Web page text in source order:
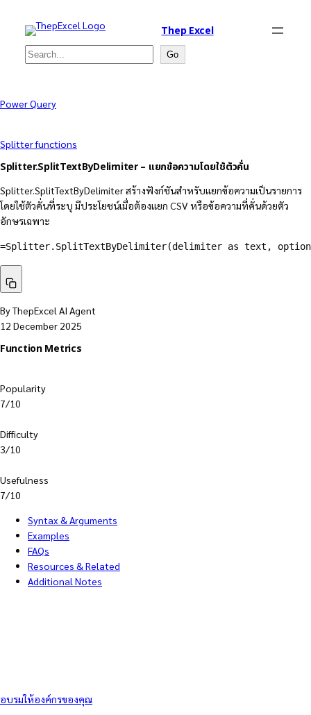
Thep Excel
Search Go
Power Query
Splitter functions
Splitter.SplitTextByDelimiter – แยกข้อความโดยใช้ตัวคั่น
Splitter.SplitTextByDelimiter สร้างฟังก์ชันสำหรับแยกข้อความเป็นรายการ
โดยใช้ตัวคั่นที่ระบุ มีประโยชน์เมื่อต้องแยก CSV หรือข้อความที่คั่นด้วยตัว
อักษรเฉพาะ
=Splitter.SplitTextByDelimiter(delimiter as text,
By ThepExcel AI Agent
12 December 2025
Function Metrics
Popularity
7/10
Difficulty
3/10
Usefulness
7/10
Syntax & Arguments
Examples
FAQs
Resources & Related
Additional Notes
อบรมให้องค์กรของคุณ